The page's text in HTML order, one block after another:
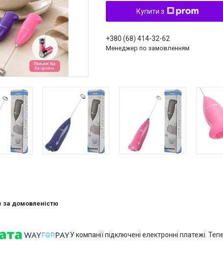
Купити з
+380 (68) 414-32-62
Менеджер по замовленням
за домовленістю
У компанії підключені електронні платежі.